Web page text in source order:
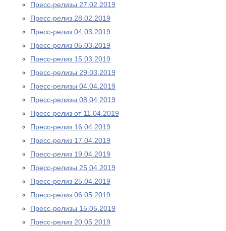
Пресс-релизы 27.02.2019
Пресс-релиз 28.02.2019
Пресс-релиз 04.03.2019
Пресс-релиз 05.03.2019
Пресс-релиз 15.03.2019
Пресс-релизы 29.03.2019
Пресс-релизы 04.04.2019
Пресс-релизы 08.04.2019
Пресс-релиз от 11.04.2019
Пресс-релиз 16.04.2019
Пресс-релиз 17.04.2019
Пресс-релиз 19.04.2019
Пресс-релизы 25.04.2019
Пресс-релиз 25.04.2019
Пресс-релиз 06.05.2019
Пресс-релизы 15.05.2019
Пресс-релиз 20.05.2019